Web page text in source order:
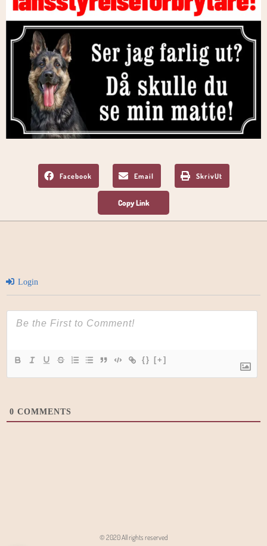
Facebook Email SkrivUt
Login
{} [+]
0 COMMENTS
© 2020 All rights reserved